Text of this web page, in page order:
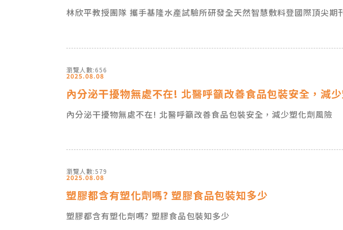
林欣平教授團隊 攜手基隆水產試驗所研發全天然智慧敷料登國際頂尖期
2025.08.08
瀏覽人數:656
內分泌干擾物無處不在! 北醫呼籲改善食品包裝安全，減
內分泌干擾物無處不在! 北醫呼籲改善食品包裝安全，減少塑化劑風險
2025.08.08
瀏覽人數:579
塑膠都含有塑化劑嗎? 塑膠食品包裝知多少
塑膠都含有塑化劑嗎? 塑膠食品包裝知多少